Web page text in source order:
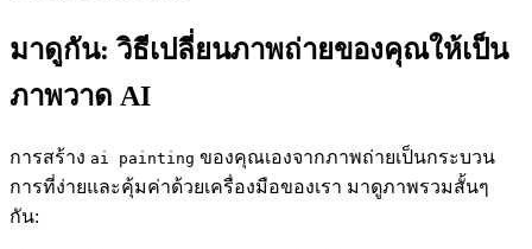
มาดูกัน: วิธีเปลี่ยนภาพถ่ายของคุณให้เป็น
ภาพวาด AI
การสร้าง ai painting ของคุณเองจากภาพถ่ายเป็นกระบวน
การที่ง่ายและคุ้มค่าด้วยเครื่องมือของเรา มาดูภาพรวมสั้นๆ
กัน: